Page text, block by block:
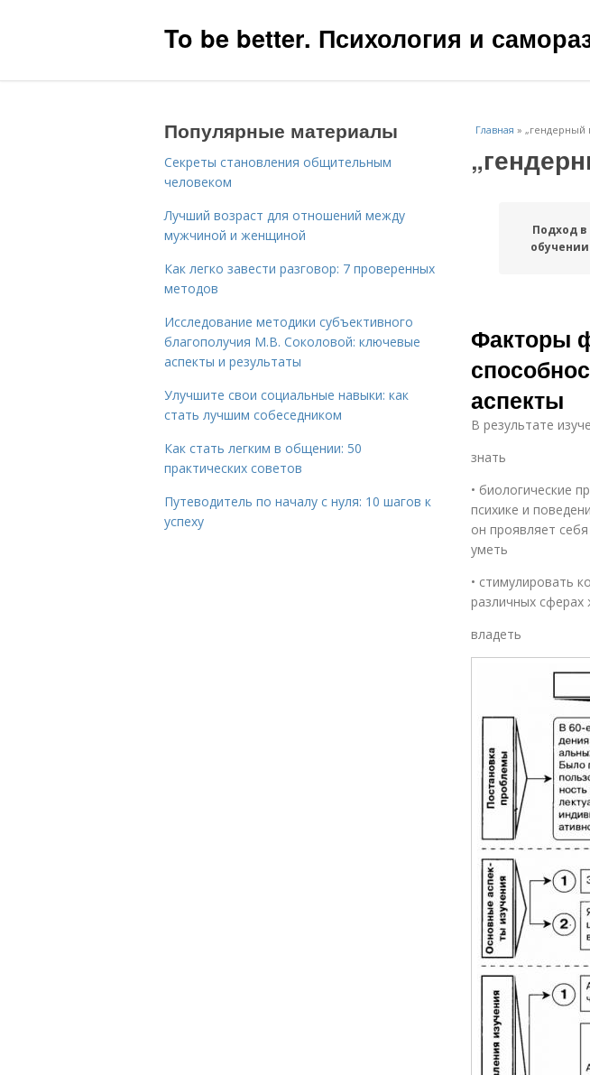
To be better. Психология и
Главная » „гендерный
Подход в
обучении
Факторы
аспекты
В результате
знать
• биологические
психике и
он проявляет
уметь
• стимулировать
различных сферах
владеть
Популярные материалы
Секреты становления общительным
человеком
Лучший возраст для отношений между
мужчиной и женщиной
Как легко завести разговор: 7 проверенных
методов
Исследование методики субъективного
благополучия М.В. Соколовой: ключевые
аспекты и результаты
Улучшите свои социальные навыки: как
стать лучшим собеседником
Как стать легким в общении: 50
практических советов
Путеводитель по началу с нуля: 10 шагов к
успеху